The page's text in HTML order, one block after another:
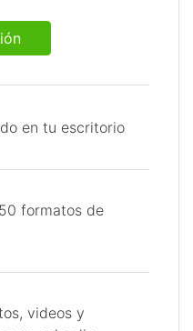
en tu escritorio
formatos de
videos y